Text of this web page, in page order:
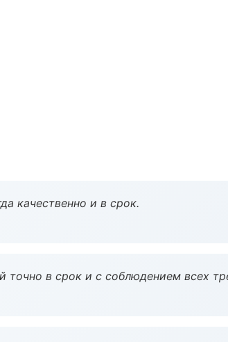
качественно и в срок.
точно в срок и с соблюдением всех